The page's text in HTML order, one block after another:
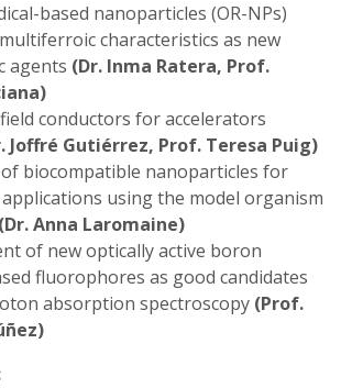
based nanoparticles (OR-NPs)
characteristics as new
agents (Dr. Inma Ratera, Prof.
conductors for accelerators
Joffré Gutiérrez, Prof. Teresa Puig)
biocompatible nanoparticles for
using the model organism
(Dr. Anna Laromaine)
of new optically active boron
fluorophores as good candidates
absorption spectroscopy (Prof.